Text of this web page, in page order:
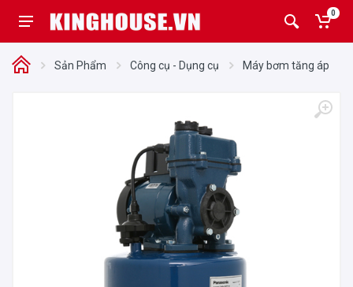
0
Sản Phẩm Công cụ - Dụng cụ Máy bơm tăng áp